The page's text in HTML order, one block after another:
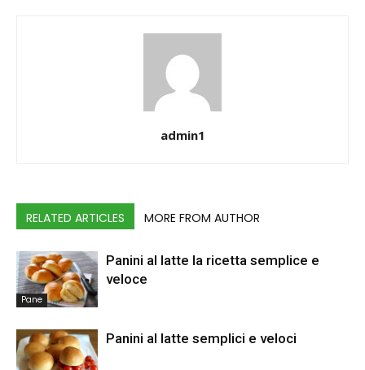
admin1
RELATED ARTICLES MORE FROM AUTHOR
Pane
Panini al latte la ricetta semplice e
veloce
Panini al latte semplici e veloci